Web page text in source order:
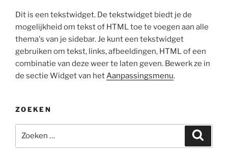
Dit is een tekstwidget. De tekstwidget biedt je de
mogelijkheid om tekst of HTML toe te voegen aan alle
thema's van je sidebar. Je kunt een tekstwidget
gebruiken om tekst, links, afbeeldingen, HTML of een
combinatie van deze weer te laten geven. Bewerk ze in
de sectie Widget van hetAanpassingsmenu.
ZOEKEN
naar: